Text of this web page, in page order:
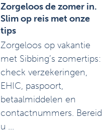
Zorgeloos de zomer in.
Slim op reis met onze
tips
Zorgeloos op vakantie
met Sibbing’s zomertips:
check verzekeringen,
EHIC, paspoort,
betaalmiddelen en
contactnummers. Bereid
u ...